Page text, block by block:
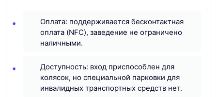
Оплата: поддерживается бесконтактная
оплата (NFC), заведение не ограничено
наличными.
Доступность: вход приспособлен для
колясок, но специальной парковки для
инвалидных транспортных средств нет.